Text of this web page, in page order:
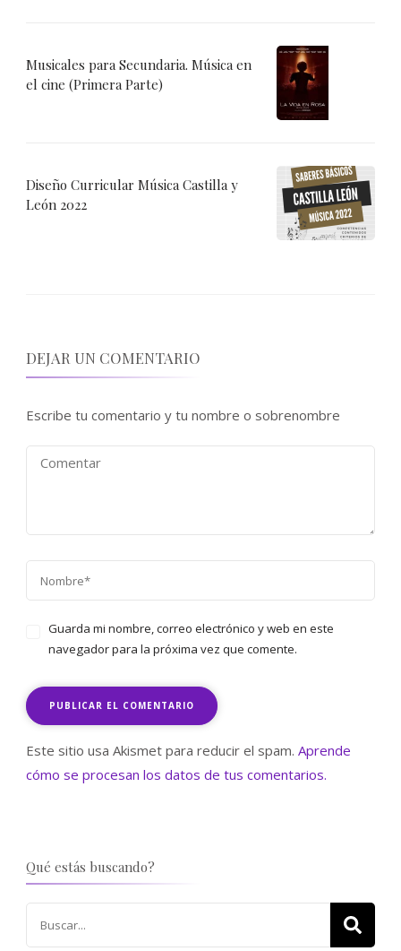
Musicales para Secundaria. Música en
el cine (Primera Parte)
Diseño Curricular Música Castilla y
León 2022
DEJAR UN COMENTARIO
Escribe tu comentario y tu nombre o sobrenombre
Guarda mi nombre, correo electrónico y web en este
navegador para la próxima vez que comente.
Este sitio usa Akismet para reducir el spam. Aprende
cómo se procesan los datos de tus comentarios.
Qué estás buscando?